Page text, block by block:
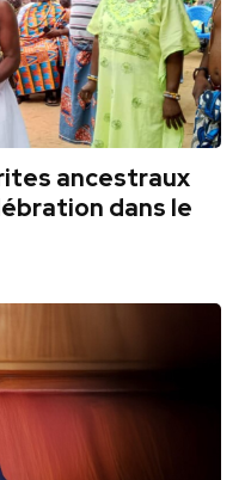
ancestraux
dans le